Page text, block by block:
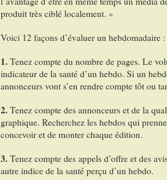
produit très ciblé localement. »
Voici 12 façons d’évaluer un hebdomadaire :
1.Tenez compte du nombre de pages. Le
indicateur de la santé d’un hebdo. Si un
annonceurs vont s’en rendre compte tôt ou
2.Tenez compte des annonceurs et de la
graphique. Recherchez les hebdos qui
concevoir et de monter chaque édition.
3.Tenez compte des appels d’offre et des
autre indice de la santé perçu d’un hebdo.